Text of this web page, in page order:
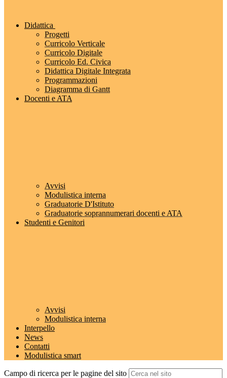
Didattica
Progetti
Curricolo Verticale
Curricolo Digitale
Curricolo Ed. Civica
Didattica Digitale Integrata
Programmazioni
Diagramma di Gantt
Docenti e ATA
Avvisi
Modulistica interna
Graduatorie D'Istituto
Graduatorie soprannumerari docenti e ATA
Studenti e Genitori
Avvisi
Modulistica interna
Interpello
News
Contatti
Modulistica smart
Campo di ricerca per le pagine del sito